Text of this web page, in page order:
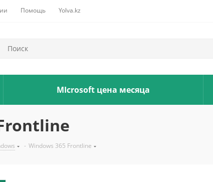
Помощь Yolva.kz
MIcrosoft цена месяца
- Windows 365 Frontline